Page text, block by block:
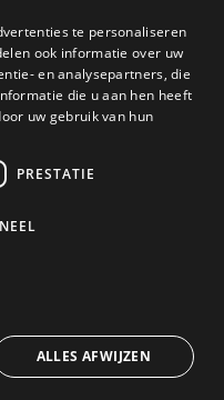
planet - 1/25
via WhatsApp
te personaliseren
ook informatie over uw
en analysepartners, die
die u aan hen heeft
uw gebruik van hun
PRESTATIE
ALLES AFWIJZEN